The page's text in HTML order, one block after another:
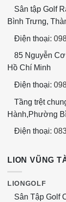
Sân tập Golf
Bình Trưng,
Điện thoại:
85 Nguyễn
Hồ Chí Minh
Điện thoại:
Tầng trệt
Hành,Phường
Điện thoại:
LION VŨNG
LIONGOLF
Sân Tập Golf